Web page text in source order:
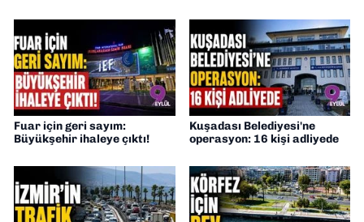
Fuar için geri sayım:
Büyükşehir ihaleye çıktı!
Kuşadası Belediyesi'ne
operasyon: 16 kişi adliyede